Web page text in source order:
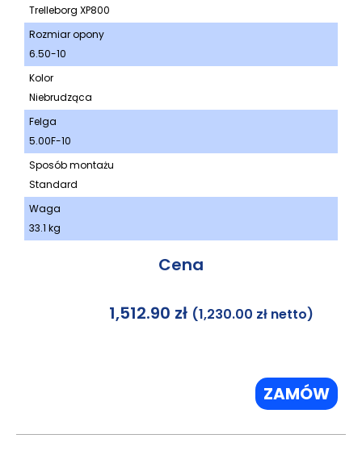
Trelleborg XP800
Rozmiar opony
6.50-10
Kolor
Niebrudząca
Felga
5.00F-10
Sposób montażu
Standard
Waga
33.1 kg
Cena
1,512.90 zł (1,230.00 zł netto)
ZAMÓW